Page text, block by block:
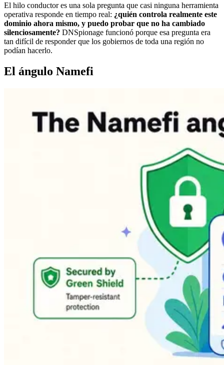
El hilo conductor es una sola pregunta que casi ninguna herramienta
operativa responde en tiempo real: ¿quién controla realmente este
dominio ahora mismo, y puedo probar que no ha cambiado
silenciosamente? DNSpionage funcionó porque esa pregunta era
tan difícil de responder que los gobiernos de toda una región no
podían hacerlo.
El ángulo Namefi